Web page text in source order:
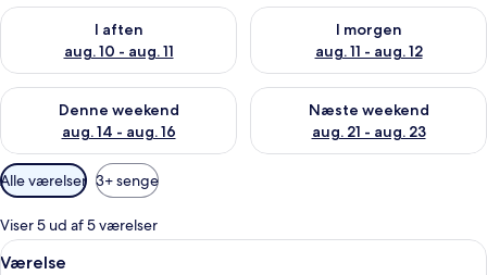
I aften
aug. 10 - aug. 11
Tjek tilgængelighed for i aften aug. 10 - aug. 11
I morgen
aug. 11 - aug. 12
Tjek tilgængelighed for i
Denne weekend
aug. 14 - aug. 16
Tjek tilgængelighed for denne weekend aug. 14 - aug. 16
Næste weekend
aug. 21 - aug. 23
Tjek tilgængelighed for næste
Tilgængelige
filtre
for
værelser
Alle værelser 3+ senge
Viser 5 ud af 5 værelser
Indlæs
1
Værelse